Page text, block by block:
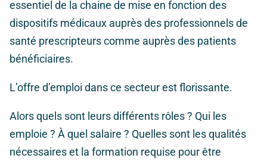
essentiel de la chaine de mise en fonction des
dispositifs médicaux auprès des professionnels de
santé prescripteurs comme auprès des patients
bénéficiaires.
L’offre d’emploi dans ce secteur est florissante.
Alors quels sont leurs différents rôles ? Qui les
emploie ? À quel salaire ? Quelles sont les qualités
nécessaires et la formation requise pour être